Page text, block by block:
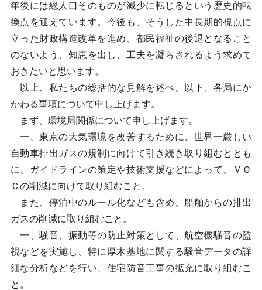
年後には総人口そのものが減少に転じるという歴史的転
換点を迎えています。今後も、そうした中長期的視点に
立った財政構造改革を進め、都民福祉の後退となること
のないよう、知恵を出し、工夫を凝らされるよう求めて
おきたいと思います。
以上、私たちの総括的な見解を述べ、以下、各局にか
かわる事項について申し上げます。
まず、環境局関係について申し上げます。
一、東京の大気環境を改善するために、世界一厳しい
自動車排出ガスの規制に向けて引き続き取り組むととも
に、ガイドラインの策定や技術支援などによって、ＶＯ
Ｃの削減に向けて取り組むこと。
また、停泊中のルール化なども含め、船舶からの排出
ガスの削減に取り組むこと。
一、騒音、振動等の防止対策として、航空機騒音の監
視などを実施し、特に厚木基地に関する騒音データの詳
細な分析などを行い、住宅防音工事の拡充に取り組むこ
と。